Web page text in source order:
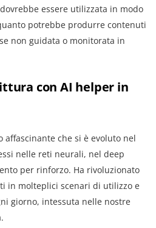
essere utilizzata in modo
potrebbe produrre contenuti
non guidata o monitorata in
con AI helper in
affascinante che si è evoluto nel
nelle reti neurali, nel deep
per rinforzo. Ha rivoluzionato
in molteplici scenari di utilizzo e
giorno, intessuta nelle nostre